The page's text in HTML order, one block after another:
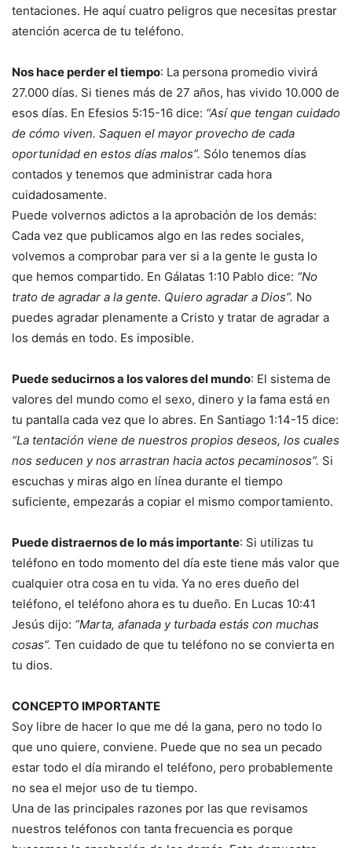
tentaciones. He aquí cuatro peligros que necesitas prestar
atención acerca de tu teléfono.
Nos hace perder el tiempo: La persona promedio vivirá
27.000 días. Si tienes más de 27 años, has vivido 10.000 de
esos días. En Efesios 5:15-16 dice: “Así que tengan cuidado
de cómo viven. Saquen el mayor provecho de cada
oportunidad en estos días malos”. Sólo tenemos días
contados y tenemos que administrar cada hora
cuidadosamente.
Puede volvernos adictos a la aprobación de los demás:
Cada vez que publicamos algo en las redes sociales,
volvemos a comprobar para ver si a la gente le gusta lo
que hemos compartido. En Gálatas 1:10 Pablo dice: “No
trato de agradar a la gente. Quiero agradar a Dios”. No
puedes agradar plenamente a Cristo y tratar de agradar a
los demás en todo. Es imposible.
Puede seducirnos a los valores del mundo: El sistema de
valores del mundo como el sexo, dinero y la fama está en
tu pantalla cada vez que lo abres. En Santiago 1:14-15 dice:
“La tentación viene de nuestros propios deseos, los cuales
nos seducen y nos arrastran hacia actos pecaminosos”. Si
escuchas y miras algo en línea durante el tiempo
suficiente, empezarás a copiar el mismo comportamiento.
Puede distraernos de lo más importante: Si utilizas tu
teléfono en todo momento del día este tiene más valor que
cualquier otra cosa en tu vida. Ya no eres dueño del
teléfono, el teléfono ahora es tu dueño. En Lucas 10:41
Jesús dijo: “Marta, afanada y turbada estás con muchas
cosas”. Ten cuidado de que tu teléfono no se convierta en
tu dios.
CONCEPTO IMPORTANTE
Soy libre de hacer lo que me dé la gana, pero no todo lo
que uno quiere, conviene. Puede que no sea un pecado
estar todo el día mirando el teléfono, pero probablemente
no sea el mejor uso de tu tiempo.
Una de las principales razones por las que revisamos
nuestros teléfonos con tanta frecuencia es porque